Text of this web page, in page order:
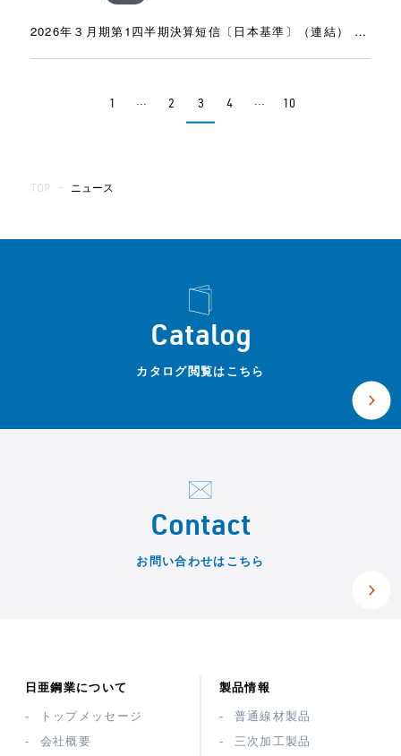
2026年３月期第1四半期決算短信〔日本基準〕（連結） を
1 ... 2 3 4 ... 10
TOP — ニュース
Catalog
カタログ閲覧はこちら
Contact
お問い合わせはこちら
日亜鋼業について
トップメッセージ
会社概要
製品情報
普通線材製品
三次加工製品